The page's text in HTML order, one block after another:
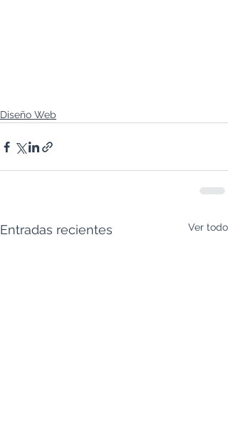
Diseño Web
Entradas recientes Ver todo